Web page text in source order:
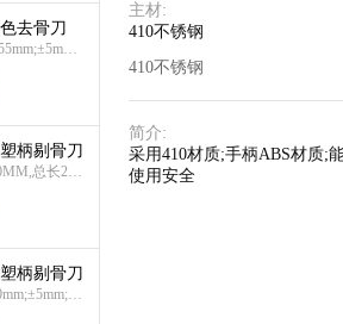
去骨刀
柄剔骨刀
总长280
柄剔骨刀
总
主材:
410不锈钢
410不锈钢
简介:
采用410材质;手柄ABS材质;
使用安全